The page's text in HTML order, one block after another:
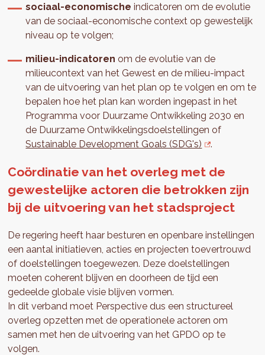
sociaal-economische indicatoren om de evolutie
van de sociaal-economische context op gewestelijk
niveau op te volgen;
milieu-indicatoren om de evolutie van de
milieucontext van het Gewest en de milieu-impact
van de uitvoering van het plan op te volgen en om te
bepalen hoe het plan kan worden ingepast in het
Programma voor Duurzame Ontwikkeling 2030 en
de Duurzame Ontwikkelingsdoelstellingen of
Sustainable Development Goals (SDG's)
.
Coördinatie van het overleg met de
gewestelijke actoren die betrokken zijn
bij de uitvoering van het stadsproject
De regering heeft haar besturen en openbare instellingen
een aantal initiatieven, acties en projecten toevertrouwd
of doelstellingen toegewezen. Deze doelstellingen
moeten coherent blijven en doorheen de tijd een
gedeelde globale visie blijven vormen.
In dit verband moet Perspective dus een structureel
overleg opzetten met de operationele actoren om
samen met hen de uitvoering van het GPDO op te
volgen.